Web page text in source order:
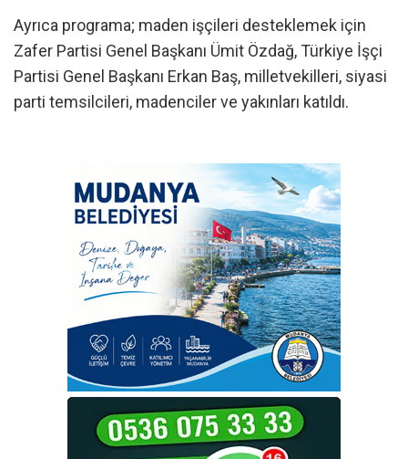
Ayrıca programa; maden işçileri desteklemek için
Zafer Partisi Genel Başkanı Ümit Özdağ, Türkiye İşçi
Partisi Genel Başkanı Erkan Baş, milletvekilleri, siyasi
parti temsilcileri, madenciler ve yakınları katıldı.